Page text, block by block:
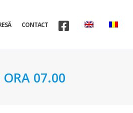
CONTACT
ORA 07.00